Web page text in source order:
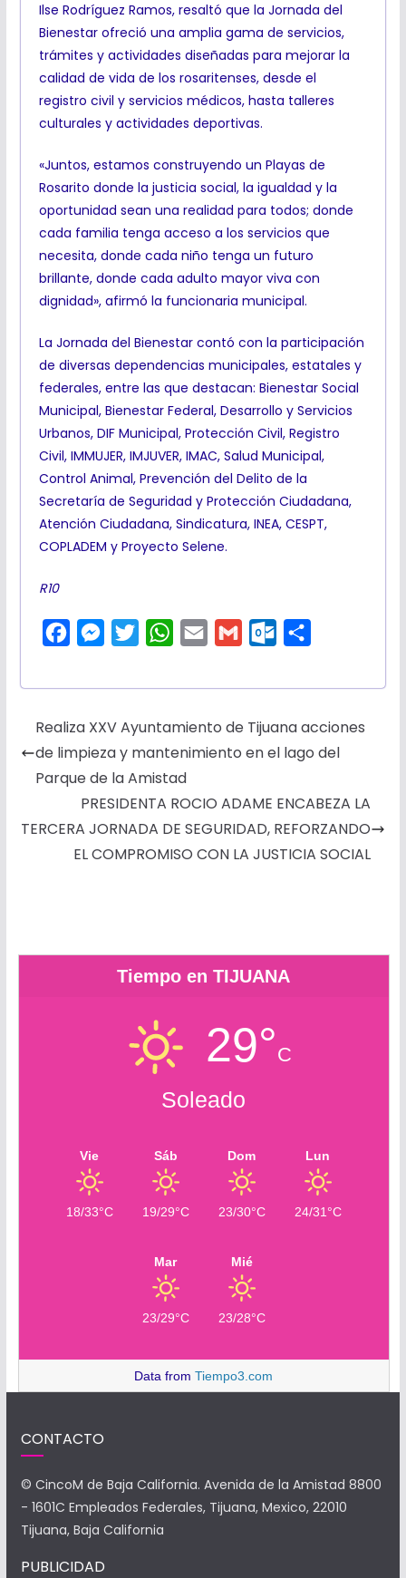
Ilse Rodríguez Ramos, resaltó que la Jornada del
Bienestar ofreció una amplia gama de servicios,
trámites y actividades diseñadas para mejorar la
calidad de vida de los rosaritenses, desde el
registro civil y servicios médicos, hasta talleres
culturales y actividades deportivas.
«Juntos, estamos construyendo un Playas de
Rosarito donde la justicia social, la igualdad y la
oportunidad sean una realidad para todos; donde
cada familia tenga acceso a los servicios que
necesita, donde cada niño tenga un futuro
brillante, donde cada adulto mayor viva con
dignidad», afirmó la funcionaria municipal.
La Jornada del Bienestar contó con la participación
de diversas dependencias municipales, estatales y
federales, entre las que destacan: Bienestar Social
Municipal, Bienestar Federal, Desarrollo y Servicios
Urbanos, DIF Municipal, Protección Civil, Registro
Civil, IMMUJER, IMJUVER, IMAC, Salud Municipal,
Control Animal, Prevención del Delito de la
Secretaría de Seguridad y Protección Ciudadana,
Atención Ciudadana, Sindicatura, INEA, CESPT,
COPLADEM y Proyecto Selene.
R10
c
k
M
s
n
g
e
r
i
r
W
a
p
p
a
a
t
k
.
c
m
t
i
r
Realiza XXV Ayuntamiento de Tijuana acciones
de limpieza y mantenimiento en el lago del
Parque de la Amistad
PRESIDENTA ROCIO ADAME ENCABEZA LA
TERCERA JORNADA DE SEGURIDAD, REFORZANDO
EL COMPROMISO CON LA JUSTICIA SOCIAL
Tiempo en TIJUANA
29°C
Soleado
Vie
18/33°C
Sáb
19/29°C
Dom
23/30°C
Lun
24/31°C
Mar
23/29°C
Mié
23/28°C
Data fromTiempo3.com
CONTACTO
© CincoM de Baja California. Avenida de la Amistad 8800
- 1601C Empleados Federales, Tijuana, Mexico, 22010
Tijuana, Baja California
PUBLICIDAD